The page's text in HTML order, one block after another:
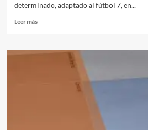
determinado, adaptado al fútbol 7, en...
Leer másLeer
Informe